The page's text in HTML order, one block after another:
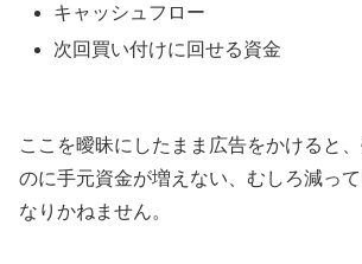
キャッシュフロー
次回買い付けに回せる資金
ここを曖昧にしたまま広告をかけると
のに手元資金が増えない、むしろ減っ
なりかねません。